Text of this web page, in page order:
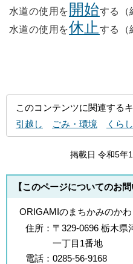
水道の使用を 開始する（
水道の使用を休止 する（
このコンテンツに関連する
引越し
ごみ・環境 くら
掲載日 令和5年
【このページについてのお問
ORIGAMIのまちかみのか
住所： 〒329-0696 栃木県
一丁目1番地
電話： 0285-56-9168